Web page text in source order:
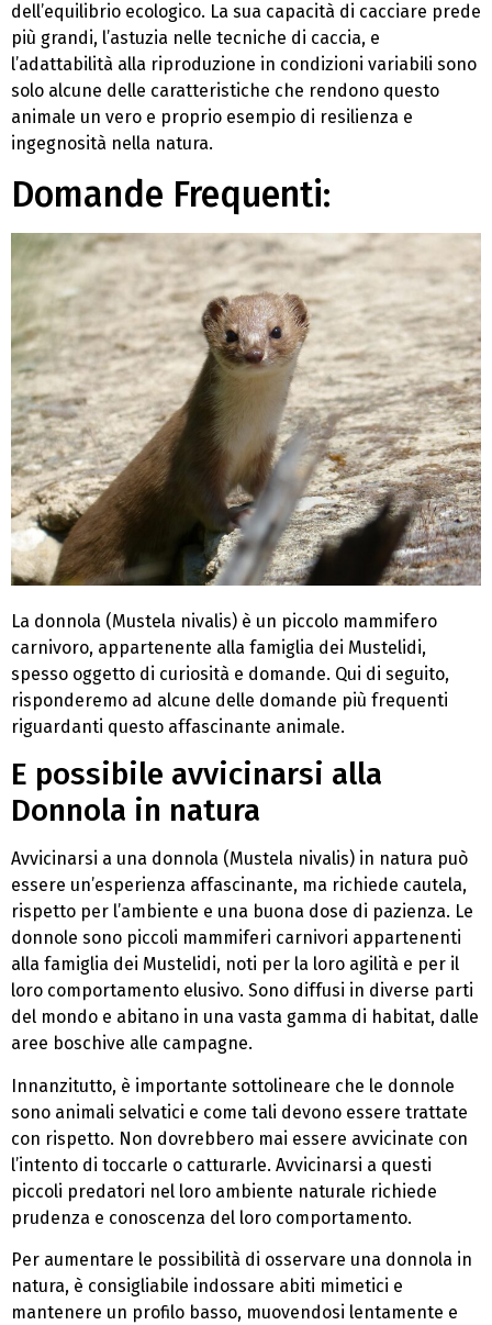
dell’equilibrio ecologico. La sua capacità di cacciare prede
più grandi, l’astuzia nelle tecniche di caccia, e
l’adattabilità alla riproduzione in condizioni variabili sono
solo alcune delle caratteristiche che rendono questo
animale un vero e proprio esempio di resilienza e
ingegnosità nella natura.
Domande Frequenti:
La donnola (Mustela nivalis) è un piccolo mammifero
carnivoro, appartenente alla famiglia dei Mustelidi,
spesso oggetto di curiosità e domande. Qui di seguito,
risponderemo ad alcune delle domande più frequenti
riguardanti questo affascinante animale.
E possibile avvicinarsi alla
Donnola in natura
Avvicinarsi a una donnola (Mustela nivalis) in natura può
essere un’esperienza affascinante, ma richiede cautela,
rispetto per l’ambiente e una buona dose di pazienza. Le
donnole sono piccoli mammiferi carnivori appartenenti
alla famiglia dei Mustelidi, noti per la loro agilità e per il
loro comportamento elusivo. Sono diffusi in diverse parti
del mondo e abitano in una vasta gamma di habitat, dalle
aree boschive alle campagne.
Innanzitutto, è importante sottolineare che le donnole
sono animali selvatici e come tali devono essere trattate
con rispetto. Non dovrebbero mai essere avvicinate con
l’intento di toccarle o catturarle. Avvicinarsi a questi
piccoli predatori nel loro ambiente naturale richiede
prudenza e conoscenza del loro comportamento.
Per aumentare le possibilità di osservare una donnola in
natura, è consigliabile indossare abiti mimetici e
mantenere un profilo basso, muovendosi lentamente e